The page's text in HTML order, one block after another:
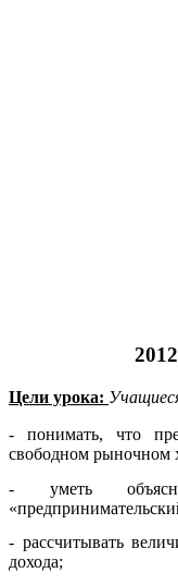
Цели урока:
- понимать, что
свободном рыночном
- уметь
- рассчитывать
дохода;